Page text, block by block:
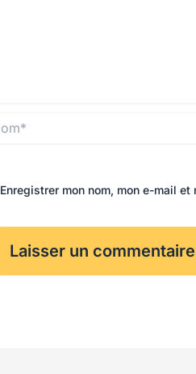
Enregistrer mon nom, mon e-mail